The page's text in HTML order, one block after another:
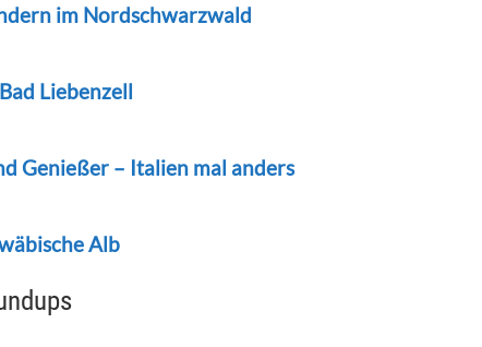
im Nordschwarzwald
Liebenzell
Genießer – Italien mal anders
Alb